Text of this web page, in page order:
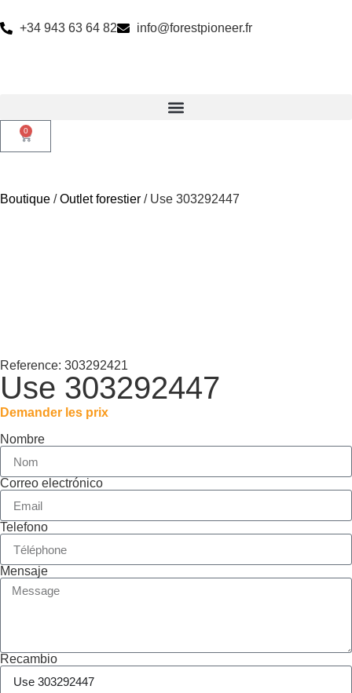
+34 943 63 64 82 info@forestpioneer.fr
0
Boutique /Outlet forestier / Use 303292447
Reference: 303292421
Use 303292447
Demander les prix
Nombre
Correo electrónico
Telefono
Mensaje
Recambio